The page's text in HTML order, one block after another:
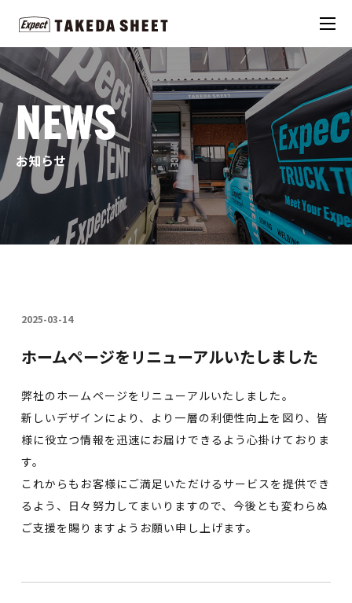
NEWS
お知らせ
2025-03-14
ホームページをリニューアルいたしました
弊社のホームページをリニューアルいたしました。
新しいデザインにより、より一層の利便性向上を図り、皆
様に役立つ情報を迅速にお届けできるよう心掛けておりま
す。
これからもお客様にご満足いただけるサービスを提供でき
るよう、日々努力してまいりますので、今後とも変わらぬ
ご支援を賜りますようお願い申し上げます。